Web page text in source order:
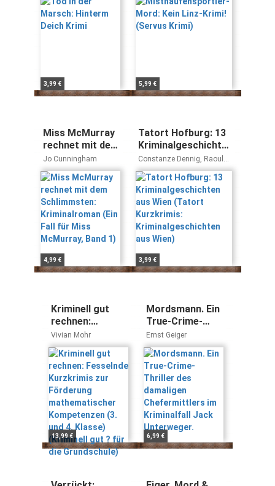
3,99 € 5,99 €
Miss McMurray
rechnet mit dem
Schlimmsten:
Kriminalroman
(Ein Fall für Miss
McMurray, Band
1)
Jo Cunningham
4,99 €
Tatort Hofburg: 13
Kriminalgeschichten
aus Wien (Tatort
Kurzkrimis:
Kriminalgeschichten
aus Wien)
Constanze Dennig, Raoul
Biltgen, Daniela Larcher,
Beate Maxian, Nora Miedler,
Sabina Naber, Günter
Neuwirth, Andreas P. Pittler,
Theresa Prammer, Sylvia
Treudl, Peter Wehle,
Manfred Wieninger
3,99 €
Kriminell gut
rechnen:
Fesselnde
Kurzkrimis zur
Förderung
mathematischer
Kompetenzen (3.
und 4. Klasse)
(Kriminell gut ?
für die
Grundschule)
Vivian Mohr
13,99 €
Mordsmann. Ein
True-Crime-
Thriller des
damaligen
Chefermittlers
im Kriminalfall
Jack
Unterweger.
Ernst Geiger
6,99 €